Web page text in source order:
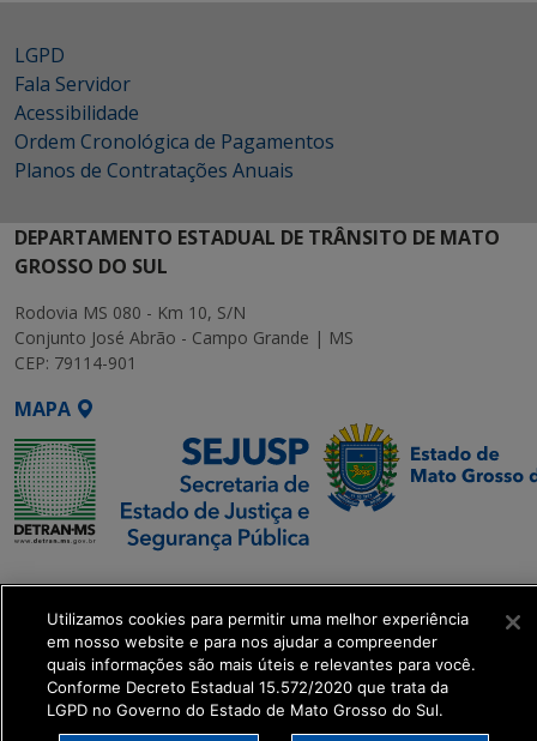
LGPD
Fala Servidor
Acessibilidade
Ordem Cronológica de Pagamentos
Planos de Contratações Anuais
DEPARTAMENTO ESTADUAL DE TRÂNSITO DE MATO
GROSSO DO SUL
Rodovia MS 080 - Km 10, S/N
Conjunto José Abrão - Campo Grande | MS
CEP: 79114-901
MAPA
SETDIG | Secretaria-
Executiva de
Transformação Digital
get_footer();
Utilizamos cookies para permitir uma melhor experiência
em nosso website e para nos ajudar a compreender
quais informações são mais úteis e relevantes para você.
Conforme Decreto Estadual 15.572/2020 que trata da
LGPD no Governo do Estado de Mato Grosso do Sul.